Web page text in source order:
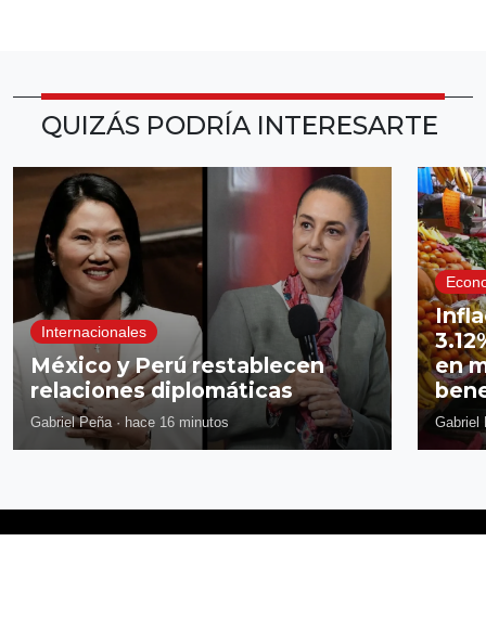
QUIZÁS PODRÍA INTERESARTE
Internacionales
México y Perú restablecen
relaciones diplomáticas
Gabriel Peña· hace 16 minutos
en
Gabriel